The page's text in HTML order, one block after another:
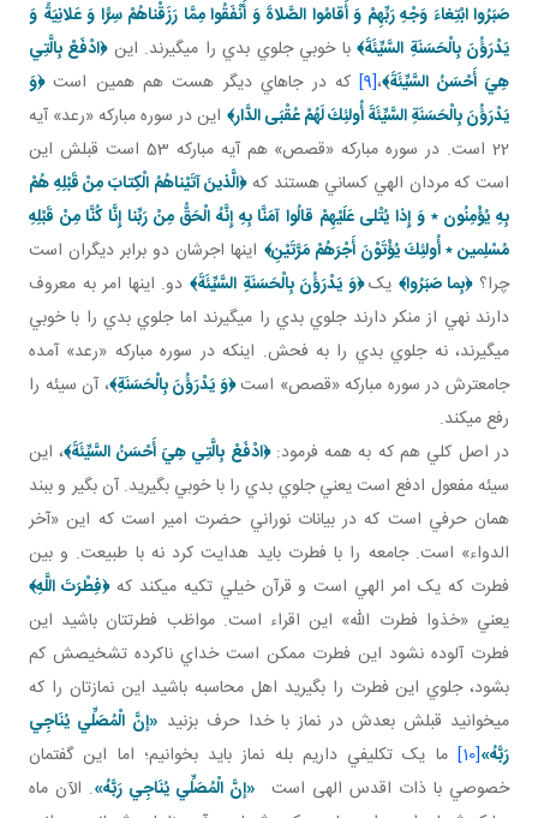
صَبَرُوا ابْتِغاءَ وَجْهِ رَبِّهِمْ وَ أَقامُوا الصَّلاةَ وَ أَنْفَقُوا مِمَّا رَزَقْناهُمْ سِرًّا وَ عَلانِيَةً وَ
يَدْرَؤُنَ بِالْحَسَنَةِ السَّيِّئَةَ﴾با خوبي جلوي بدي را مي گيرند. اين﴿ادْفَعْ بِالَّتِي
هِيَ أَحْسَنُ السَّيِّئَةَ﴾،[9] که در جاهاي ديگر هست هم همين است﴿وَ
يَدْرَؤُنَ بِالْحَسَنَةِ السَّيِّئَةَ أُولئِكَ لَهُمْ عُقْبَى الدَّار﴾ اين در سوره مبارکه «رعد» آيه
22 است. در سوره مبارکه «قصص» هم آيه مبارکه 53 است قبلش اين
است که مردان الهي کساني هستند که﴿الَّذينَ آتَيْناهُمُ الْكِتابَ مِنْ قَبْلِهِ هُمْ
بِهِ يُؤْمِنُون‏ ٭ وَ إِذا يُتْلى‏ عَلَيْهِمْ قالُوا آمَنَّا بِهِ إِنَّهُ الْحَقُّ مِنْ رَبِّنا إِنَّا كُنَّا مِنْ قَبْلِهِ
مُسْلِمين‏ ٭ أُولئِكَ يُؤْتَوْنَ أَجْرَهُمْ مَرَّتَيْنِ﴾ اينها اجرشان دو برابر ديگران است
چرا؟﴿بِما صَبَرُوا﴾ يک﴿وَ يَدْرَؤُنَ بِالْحَسَنَةِ السَّيِّئَةَ﴾ دو. اينها امر به معروف
دارند نهي از منکر دارند جلوي بدي را مي گيرند اما جلوي بدي را با خوبي
مي گيرند، نه جلوي بدي را به فحش. اينکه در سوره مبارکه «رعد» آمده
جامع ترش در سوره مبارکه «قصص» است﴿وَ يَدْرَؤُنَ بِالْحَسَنَةِ‏﴾، آن سيئه را
رفع مي کند.
در اصل کلي هم که به همه فرمود:﴿ادْفَعْ بِالَّتِي هِيَ أَحْسَنُ السَّيِّئَةَ﴾، اين
سيئه مفعول ادفع است يعني جلوي بدي را با خوبي بگيريد. آن بگير و ببند
همان حرفي است که در بيانات نوراني حضرت امير است که اين «آخر
الدواء» است. جامعه را با فطرت بايد هدايت کرد نه با طبيعت. و بين
فطرت که يک امر الهي است و قرآن خيلي تکيه مي کند که﴿فِطْرَتَ اللَّهِ﴾
يعني «خذوا فطرت الله» اين اقراء است. مواظب فطرتتان باشيد اين
فطرت آلوده نشود اين فطرت ممکن است خداي ناکرده تشخيصش کم
بشود، جلوي اين فطرت را بگيريد اهل محاسبه باشيد اين نمازتان را که
مي خوانيد قبلش بعدش در نماز با خدا حرف بزنيد «إنَّ الْمُصَلِّي يُنَاجِي
رَبَّهُ»[10]
ما يک تکليفي داريم بله نماز بايد بخوانيم؛ اما اين گفتمان
خصوصي با ذات اقدس الهی است «إنَّ الْمُصَلِّي يُنَاجِي رَبَّهُ». الآن ماه